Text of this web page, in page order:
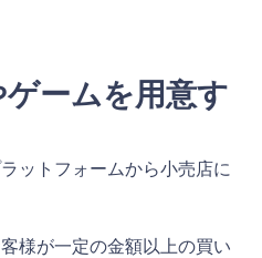
ームを用意す
ットフォームから小売店に
様が一定の金額以上の買い